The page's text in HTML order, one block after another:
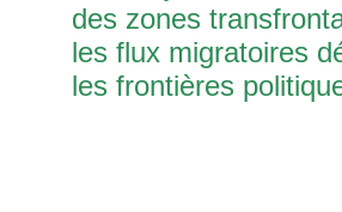
des zones
les flux migratoires
les frontières